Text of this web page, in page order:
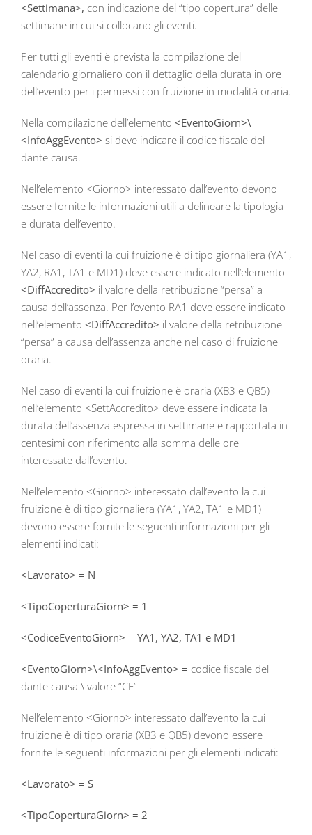
<Settimana>, con indicazione del “tipo copertura” delle
settimane in cui si collocano gli eventi.
Per tutti gli eventi è prevista la compilazione del
calendario giornaliero con il dettaglio della durata in ore
dell’evento per i permessi con fruizione in modalità oraria.
Nella compilazione dell’elemento <EventoGiorn>\
<InfoAggEvento> si deve indicare il codice fiscale del
dante causa.
Nell’elemento <Giorno> interessato dall’evento devono
essere fornite le informazioni utili a delineare la tipologia
e durata dell’evento.
Nel caso di eventi la cui fruizione è di tipo giornaliera (YA1,
YA2, RA1, TA1 e MD1) deve essere indicato nell’elemento
<DiffAccredito> il valore della retribuzione “persa” a
causa dell’assenza. Per l’evento RA1 deve essere indicato
nell’elemento <DiffAccredito> il valore della retribuzione
“persa” a causa dell’assenza anche nel caso di fruizione
oraria.
Nel caso di eventi la cui fruizione è oraria (XB3 e QB5)
nell’elemento <SettAccredito> deve essere indicata la
durata dell’assenza espressa in settimane e rapportata in
centesimi con riferimento alla somma delle ore
interessate dall’evento.
Nell’elemento <Giorno> interessato dall’evento la cui
fruizione è di tipo giornaliera (YA1, YA2, TA1 e MD1)
devono essere fornite le seguenti informazioni per gli
elementi indicati:
<Lavorato> = N
<TipoCoperturaGiorn> = 1
<CodiceEventoGiorn> = YA1, YA2, TA1 e MD1
<EventoGiorn>\<InfoAggEvento> = codice fiscale del
dante causa \ valore “CF”
Nell’elemento <Giorno> interessato dall’evento la cui
fruizione è di tipo oraria (XB3 e QB5) devono essere
fornite le seguenti informazioni per gli elementi indicati:
<Lavorato> = S
<TipoCoperturaGiorn> = 2